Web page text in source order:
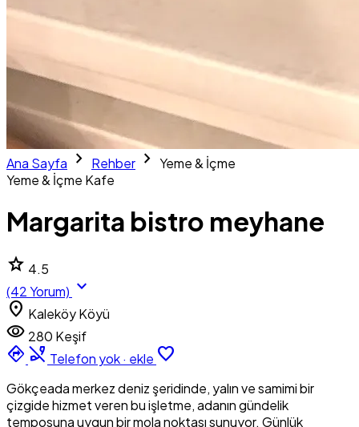
Ana Sayfa chevron_right Rehber chevron_right Yeme & İçme
Yeme & İçme Kafe
Margarita bistro meyhane
star 4.5
(42 Yorum) expand_more
location_on Kaleköy Köyü
visibility 280 Keşif
directions phone_disabled Telefon yok · ekle favorite_border
Gökçeada merkez deniz şeridinde, yalın ve samimi bir
çizgide hizmet veren bu işletme, adanın gündelik
temposuna uygun bir mola noktası sunuyor. Günlük